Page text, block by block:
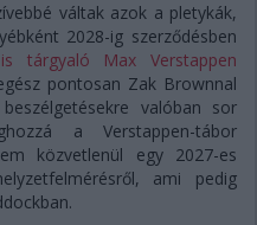
váltak azok a pletykák,
2028-ig szerződésben
tárgyaló Max Verstappen
pontosan Zak Brownnal
valóban sor
a Verstappen-tábor
közvetlenül egy 2027-es
ami pedig